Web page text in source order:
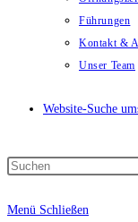
Führungen
Kontakt &
Unser Team
Website-Suche
Menü Schließen